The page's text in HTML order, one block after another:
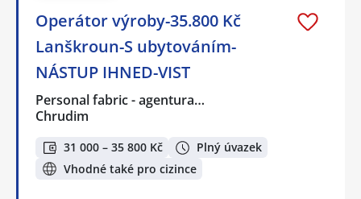
Operátor výroby-35.800 Kč
Lanškroun-S ubytováním-
NÁSTUP IHNED-VIST
Personal fabric - agentura…
Chrudim
31 000 – 35 800 Kč
Plný úvazek
Vhodné také pro cizince